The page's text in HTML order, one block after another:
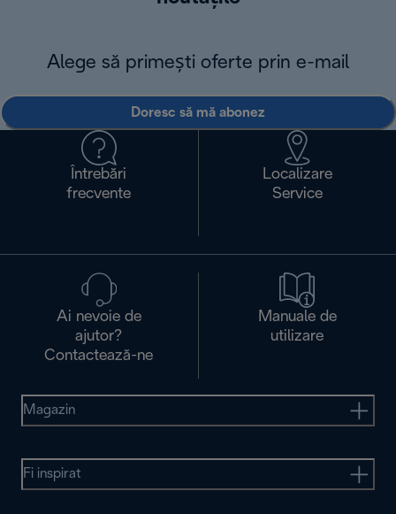
Alege să primești oferte prin e-mail
Doresc să mă abonez
Întrebări
frecvente
Localizare
Service
Ai nevoie de
ajutor?
Contactează-ne
Manuale de
utilizare
Magazin
Fi inspirat